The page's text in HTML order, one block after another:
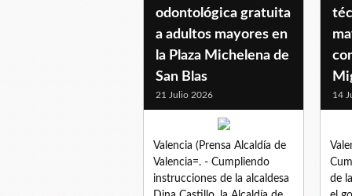
odontológica gratuita
a adultos mayores en
la Plaza Michelena de
San Blas
21 Julio 2026
Valencia (Prensa Alcaldía de
Valencia=. - Cumpliendo
instrucciones de la alcaldesa
14
de